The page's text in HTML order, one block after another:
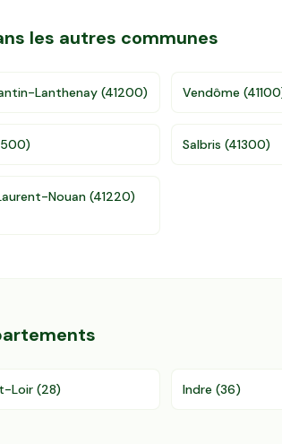
les autres communes
Lanthenay (41200) Vendôme (41100
) Salbris (41300)
Nouan (41220)
Loir (28) Indre (36)